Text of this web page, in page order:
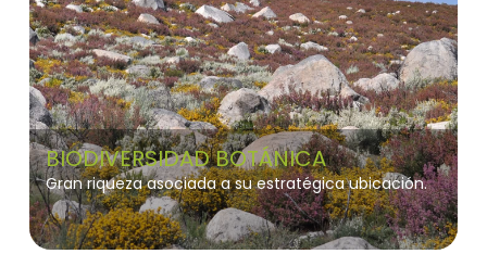
BIODIVERSIDAD BOTÁNICA
Gran riqueza asociada a su estratégica ubicación.